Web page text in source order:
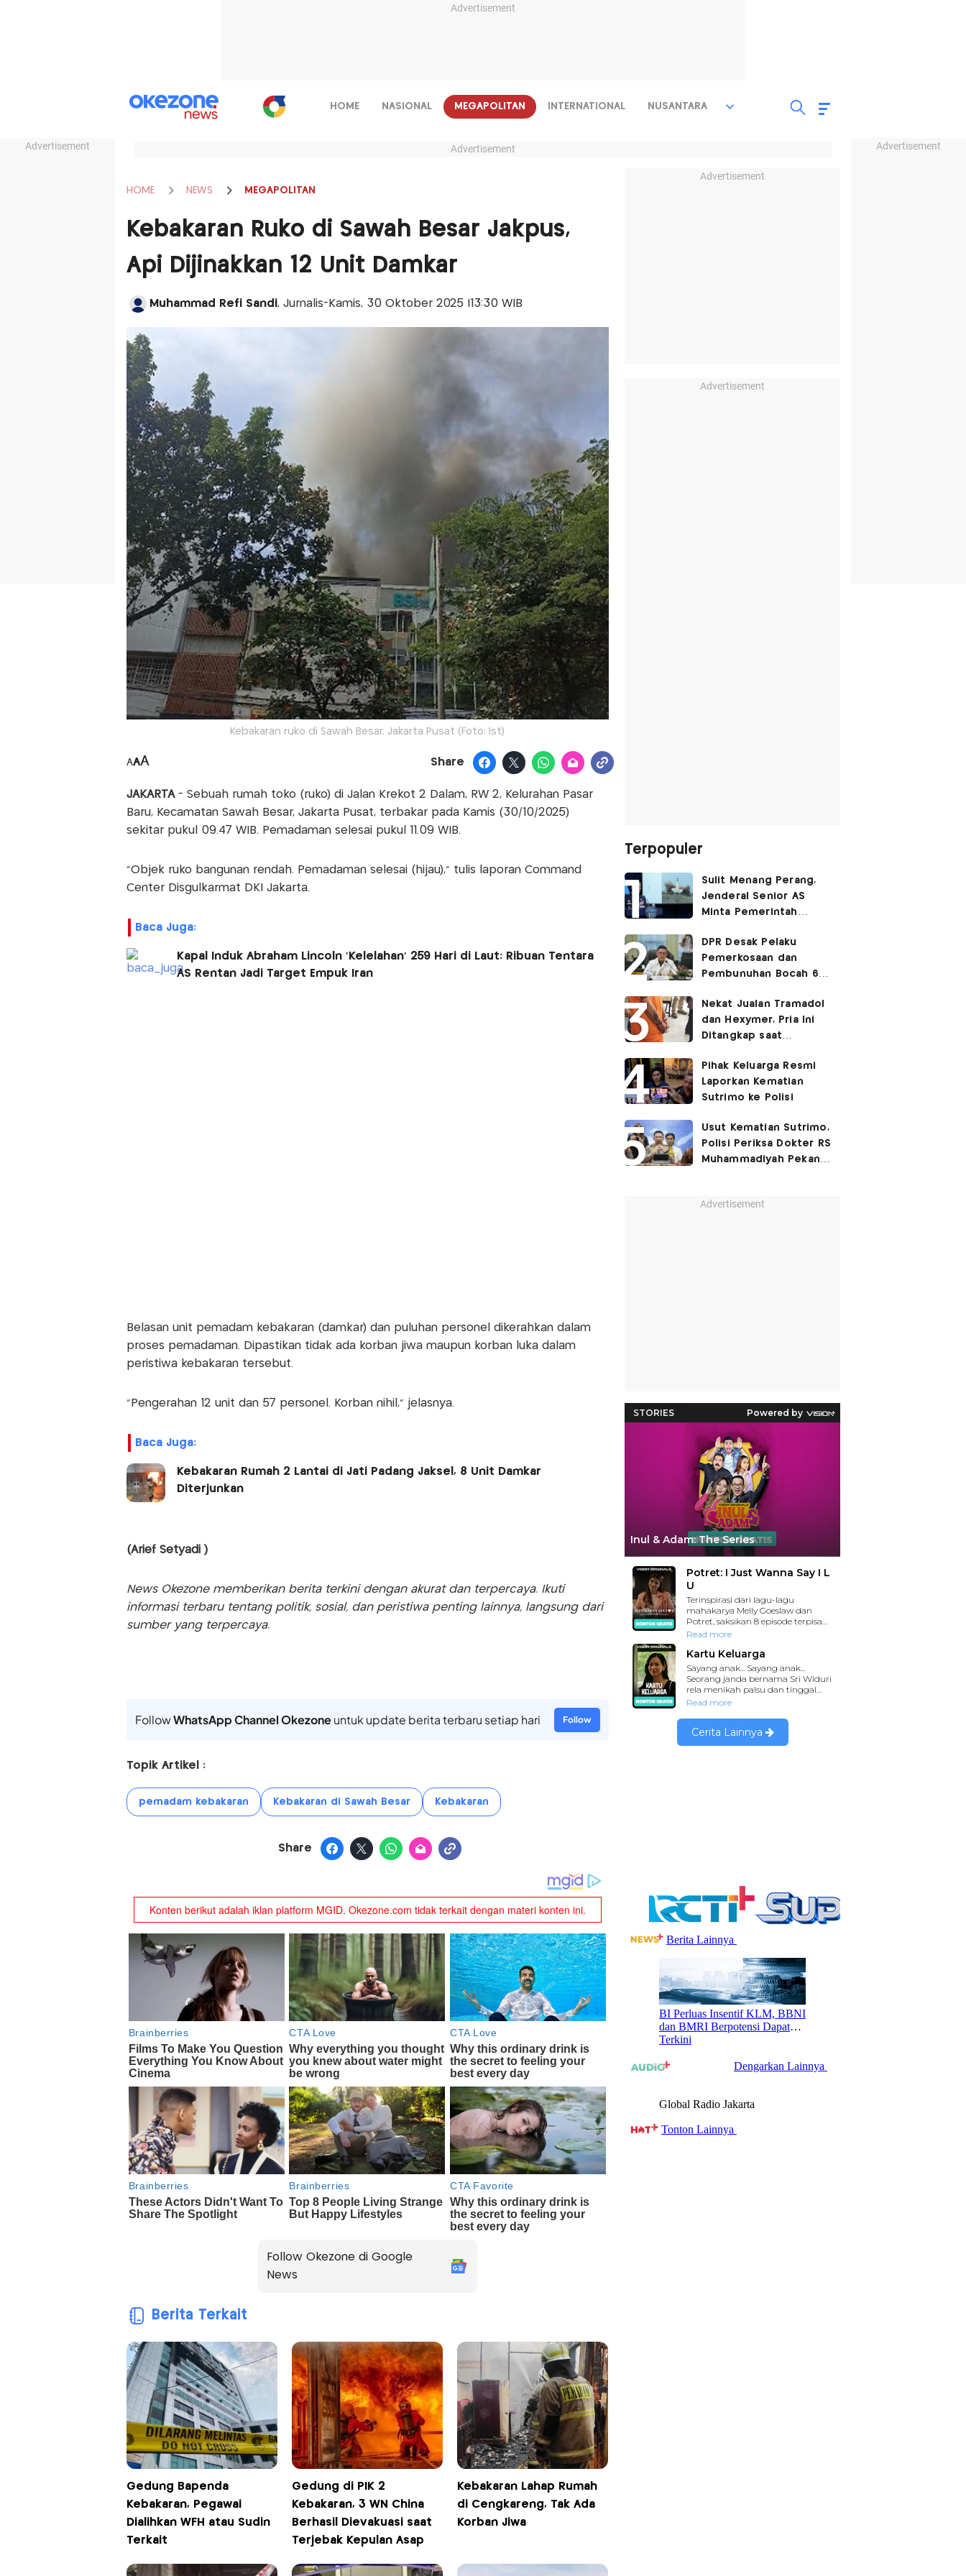
Advertisement
Advertisement Advertisement
HOME NASIONAL MEGAPOLITAN INTERNATIONAL NUSANTARA
Advertisement
HOME NEWS MEGAPOLITAN
Kebakaran Ruko di Sawah Besar Jakpus,
Api Dijinakkan 12 Unit Damkar
Muhammad Refi Sandi, Jurnalis-Kamis, 30 Oktober 2025 |13:30 WIB
Kebakaran ruko di Sawah Besar, Jakarta Pusat (Foto: Ist)
AAA Share
JAKARTA - Sebuah rumah toko (ruko) di Jalan Krekot 2 Dalam, RW 2, Kelurahan Pasar
Baru, Kecamatan Sawah Besar, Jakarta Pusat, terbakar pada Kamis (30/10/2025)
sekitar pukul 09.47 WIB. Pemadaman selesai pukul 11.09 WIB.
"Objek ruko bangunan rendah. Pemadaman selesai (hijau)," tulis laporan Command
Center Disgulkarmat DKI Jakarta.
Baca Juga:
Kapal Induk Abraham Lincoln 'Kelelahan' 259 Hari di Laut: Ribuan Tentara
AS Rentan Jadi Target Empuk Iran
Belasan unit pemadam kebakaran (damkar) dan puluhan personel dikerahkan dalam
proses pemadaman. Dipastikan tidak ada korban jiwa maupun korban luka dalam
peristiwa kebakaran tersebut.
"Pengerahan 12 unit dan 57 personel. Korban nihil," jelasnya.
Baca Juga:
Kebakaran Rumah 2 Lantai di Jati Padang Jaksel, 8 Unit Damkar
Diterjunkan
(Arief Setyadi )
News Okezone memberikan berita terkini dengan akurat dan terpercaya. Ikuti
informasi terbaru tentang politik, sosial, dan peristiwa penting lainnya, langsung dari
sumber yang terpercaya.
FollowWhatsApp Channel Okezoneuntuk update berita terbaru setiap hari Follow
Topik Artikel :
pemadam kebakaran Kebakaran di Sawah Besar Kebakaran
Share
Follow Okezone di Google
News
Berita Terkait
Gedung Bapenda
Kebakaran, Pegawai
Dialihkan WFH atau Sudin
Terkait
Gedung di PIK 2
Kebakaran, 3 WN China
Berhasil Dievakuasi saat
Terjebak Kepulan Asap
Kebakaran Lahap Rumah
di Cengkareng, Tak Ada
Korban Jiwa
Advertisement
Advertisement
Terpopuler
Sulit Menang Perang,
Jenderal Senior AS
Minta Pemerintah
Lawan Iran
DPR Desak Pelaku
Pemerkosaan dan
Pembunuhan Bocah 6
Dihukum Seumur Hidup
Nekat Jualan Tramadol
dan Hexymer, Pria Ini
Ditangkap saat
Pihak Keluarga Resmi
Laporkan Kematian
Sutrimo ke Polisi
Usut Kematian Sutrimo,
Polisi Periksa Dokter RS
Muhammadiyah Pekan
Advertisement